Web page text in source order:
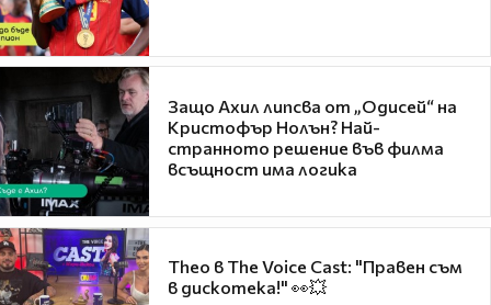
Защо Ахил липсва от „Одисей“ на
Кристофър Нолън? Най-
странното решение във филма
всъщност има логика
Theo в The Voice Cast: "Правен съм
в дискотека!" 👀💥